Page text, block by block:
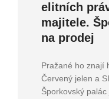
elitních
majitele.
na prodej
Pražané ho znají
Červený jelen a
Šporkovský